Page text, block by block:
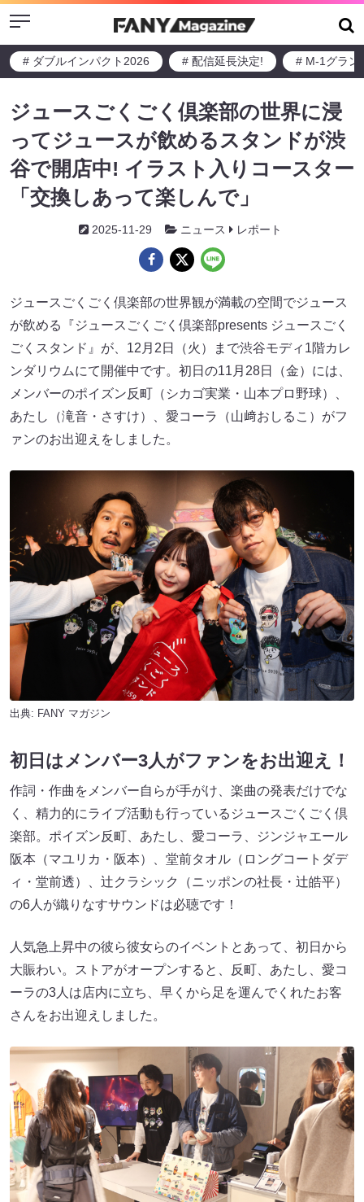
Menu
# ダブルインパクト2026 # 配信延長決定! # M-1グラン
ジュースごくごく倶楽部の世界に浸
ってジュースが飲めるスタンドが渋
谷で開店中! イラスト入りコースター
「交換しあって楽しんで」
2025-11-29 ニュース レポート
ジュースごくごく倶楽部の世界観が満載の空間でジュース
が飲める『ジュースごくごく倶楽部presents ジュースごく
ごくスタンド』が、12月2日（火）まで渋谷モディ1階カレ
ンダリウムにて開催中です。初日の11月28日（金）には、
メンバーのポイズン反町（シカゴ実業・山本プロ野球）、
あたし（滝音・さすけ）、愛コーラ（山﨑おしるこ）がフ
ァンのお出迎えをしました。
出典: FANY マガジン
初日はメンバー3人がファンをお出迎え！
作詞・作曲をメンバー自らが手がけ、楽曲の発表だけでな
く、精力的にライブ活動も行っているジュースごくごく倶
楽部。ポイズン反町、あたし、愛コーラ、ジンジャエール
阪本（マユリカ・阪本）、堂前タオル（ロングコートダデ
ィ・堂前透）、辻クラシック（ニッポンの社長・辻皓平）
の6人が織りなすサウンドは必聴です！
人気急上昇中の彼ら彼女らのイベントとあって、初日から
大賑わい。ストアがオープンすると、反町、あたし、愛コ
ーラの3人は店内に立ち、早くから足を運んでくれたお客
さんをお出迎えしました。